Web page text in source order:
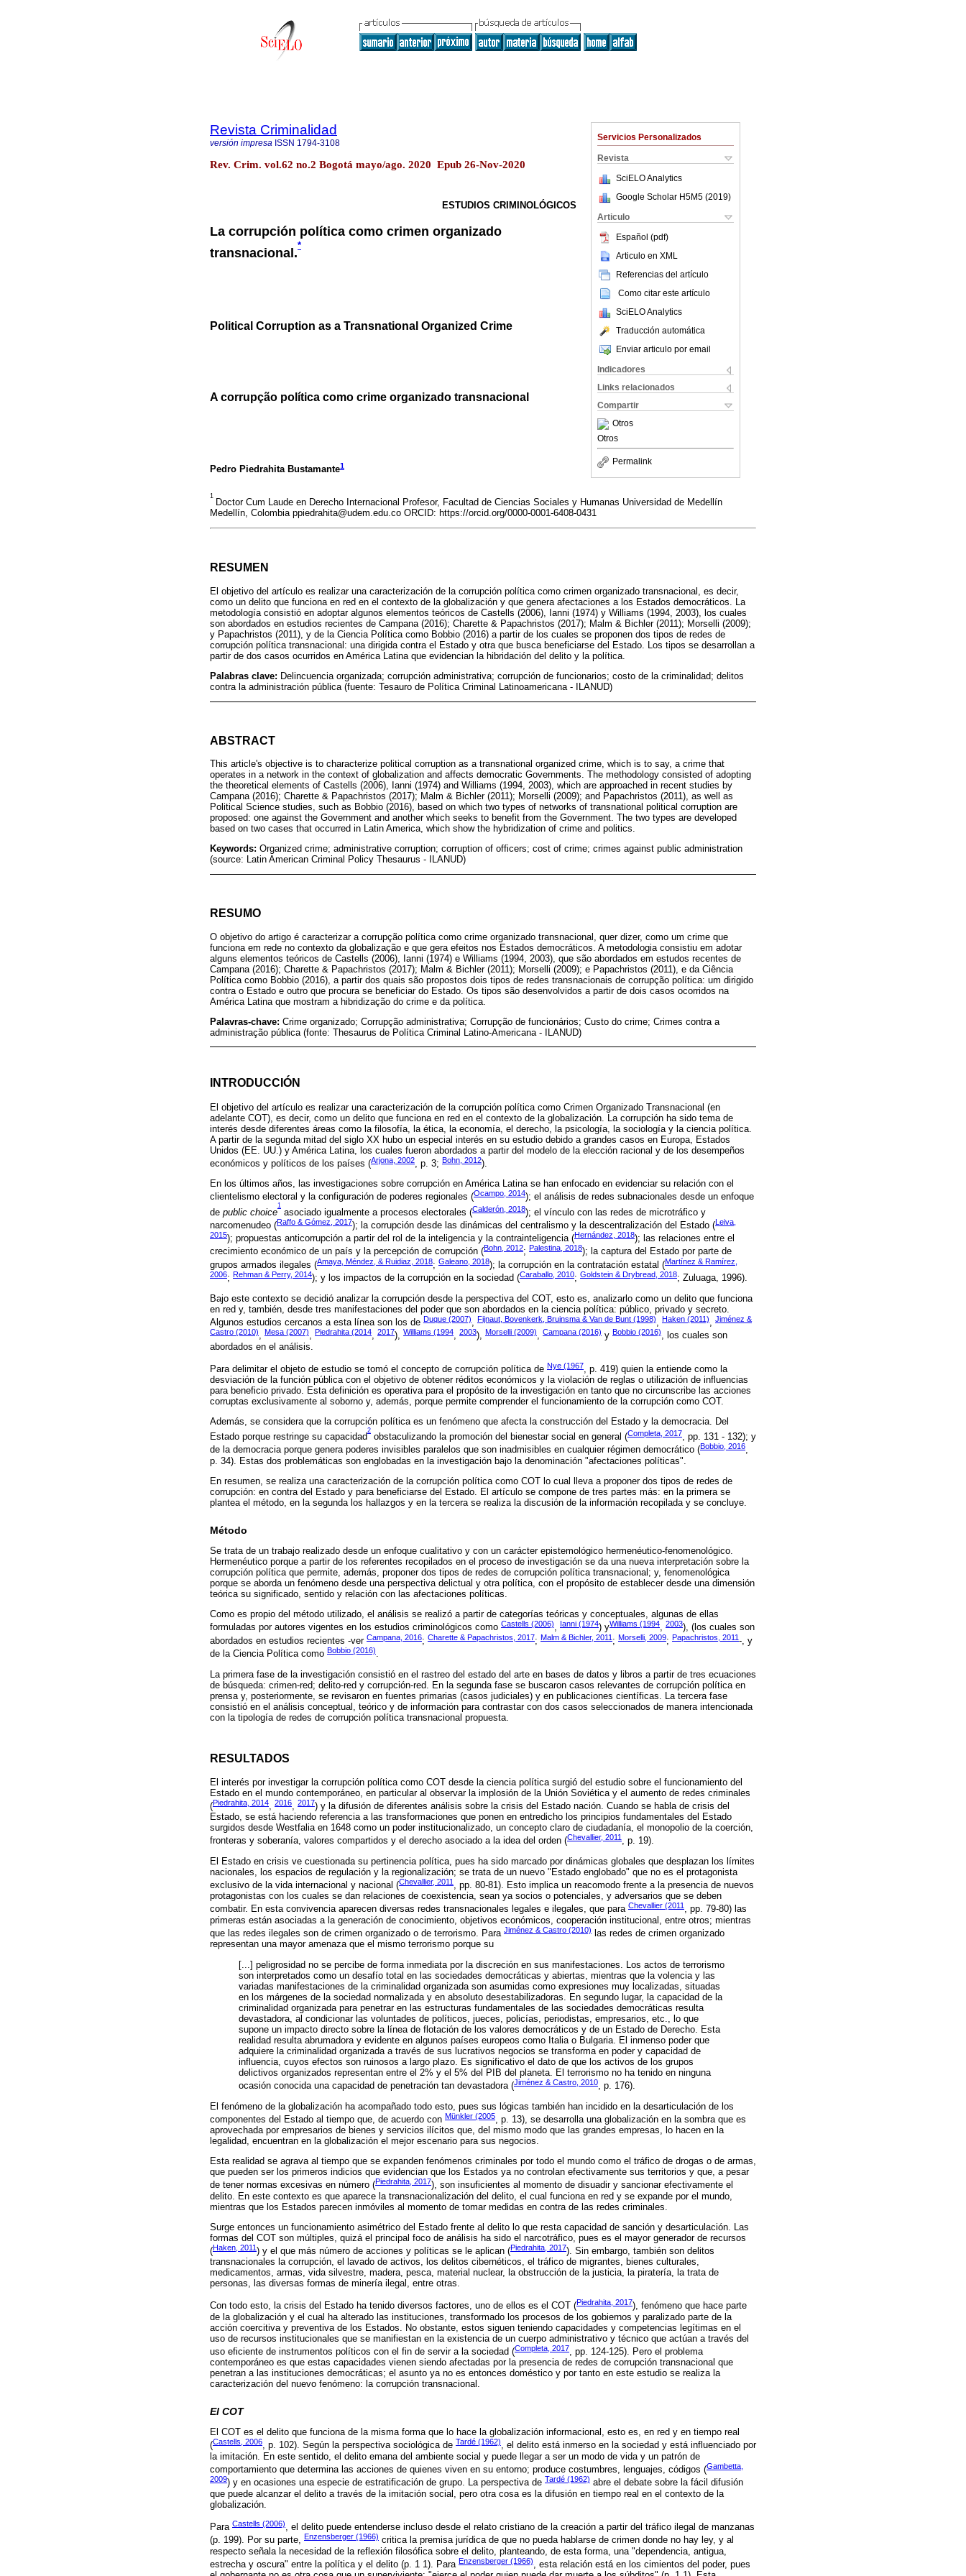
Servicios Personalizados
Revista
SciELO Analytics
Google Scholar H5M5 (2019)
Articulo
Español (pdf)
Articulo en XML
Referencias del artículo
Como citar este artículo
SciELO Analytics
Traducción automática
Enviar articulo por email
Indicadores
Links relacionados
Compartir
Otros
Otros
Permalink
Revista Criminalidad
versión impresa ISSN 1794-3108
Rev. Crim. vol.62 no.2 Bogotá mayo/ago. 2020 Epub 26-Nov-2020
ESTUDIOS CRIMINOLÓGICOS
La corrupción política como crimen organizado
transnacional.
*
Political Corruption as a Transnational Organized Crime
A corrupção política como crime organizado transnacional
Pedro Piedrahita Bustamante1
1
Doctor Cum Laude en Derecho Internacional Profesor, Facultad de Ciencias Sociales y Humanas Universidad de Medellín
Medellín, Colombia ppiedrahita@udem.edu.co ORCID: https://orcid.org/0000-0001-6408-0431
RESUMEN
El objetivo del artículo es realizar una caracterización de la corrupción política como crimen organizado transnacional, es decir,
como un delito que funciona en red en el contexto de la globalización y que genera afectaciones a los Estados democráticos. La
metodología consistió en adoptar algunos elementos teóricos de Castells (2006), Ianni (1974) y Williams (1994, 2003), los cuales
son abordados en estudios recientes de Campana (2016); Charette & Papachristos (2017); Malm & Bichler (2011); Morselli (2009);
y Papachristos (2011), y de la Ciencia Política como Bobbio (2016) a partir de los cuales se proponen dos tipos de redes de
corrupción política transnacional: una dirigida contra el Estado y otra que busca beneficiarse del Estado. Los tipos se desarrollan a
partir de dos casos ocurridos en América Latina que evidencian la hibridación del delito y la política.
Palabras clave: Delincuencia organizada; corrupción administrativa; corrupción de funcionarios; costo de la criminalidad; delitos
contra la administración pública (fuente: Tesauro de Política Criminal Latinoamericana - ILANUD)
ABSTRACT
This article's objective is to characterize political corruption as a transnational organized crime, which is to say, a crime that
operates in a network in the context of globalization and affects democratic Governments. The methodology consisted of adopting
the theoretical elements of Castells (2006), Ianni (1974) and Williams (1994, 2003), which are approached in recent studies by
Campana (2016); Charette & Papachristos (2017); Malm & Bichler (2011); Morselli (2009); and Papachristos (2011), as well as
Political Science studies, such as Bobbio (2016), based on which two types of networks of transnational political corruption are
proposed: one against the Government and another which seeks to benefit from the Government. The two types are developed
based on two cases that occurred in Latin America, which show the hybridization of crime and politics.
Keywords: Organized crime; administrative corruption; corruption of officers; cost of crime; crimes against public administration
(source: Latin American Criminal Policy Thesaurus - ILANUD)
RESUMO
O objetivo do artigo é caracterizar a corrupção política como crime organizado transnacional, quer dizer, como um crime que
funciona em rede no contexto da globalização e que gera efeitos nos Estados democráticos. A metodologia consistiu em adotar
alguns elementos teóricos de Castells (2006), Ianni (1974) e Williams (1994, 2003), que são abordados em estudos recentes de
Campana (2016); Charette & Papachristos (2017); Malm & Bichler (2011); Morselli (2009); e Papachristos (2011), e da Ciência
Política como Bobbio (2016), a partir dos quais são propostos dois tipos de redes transnacionais de corrupção política: um dirigido
contra o Estado e outro que procura se beneficiar do Estado. Os tipos são desenvolvidos a partir de dois casos ocorridos na
América Latina que mostram a hibridização do crime e da política.
Palavras-chave: Crime organizado; Corrupção administrativa; Corrupção de funcionários; Custo do crime; Crimes contra a
administração pública (fonte: Thesaurus de Política Criminal Latino-Americana - ILANUD)
INTRODUCCIÓN
El objetivo del artículo es realizar una caracterización de la corrupción política como Crimen Organizado Transnacional (en
adelante COT), es decir, como un delito que funciona en red en el contexto de la globalización. La corrupción ha sido tema de
interés desde diferentes áreas como la filosofía, la ética, la economía, el derecho, la psicología, la sociología y la ciencia política.
A partir de la segunda mitad del siglo XX hubo un especial interés en su estudio debido a grandes casos en Europa, Estados
Unidos (EE. UU.) y América Latina, los cuales fueron abordados a partir del modelo de la elección racional y de los desempeños
económicos y políticos de los países (Arjona, 2002, p. 3; Bohn, 2012).
En los últimos años, las investigaciones sobre corrupción en América Latina se han enfocado en evidenciar su relación con el
clientelismo electoral y la configuración de poderes regionales (Ocampo, 2014); el análisis de redes subnacionales desde un enfoque
de public choice
1
asociado igualmente a procesos electorales (Calderón, 2018); el vínculo con las redes de microtráfico y
narcomenudeo (Raffo & Gómez, 2017); la corrupción desde las dinámicas del centralismo y la descentralización del Estado (Leiva,
2015); propuestas anticorrupción a partir del rol de la inteligencia y la contrainteligencia (Hernández, 2018); las relaciones entre el
crecimiento económico de un país y la percepción de corrupción (Bohn, 2012; Palestina, 2018); la captura del Estado por parte de
grupos armados ilegales (Amaya, Méndez, & Ruidiaz, 2018; Galeano, 2018); la corrupción en la contratación estatal (Martínez & Ramírez,
2006; Rehman & Perry, 2014); y los impactos de la corrupción en la sociedad (Caraballo, 2010; Goldstein & Drybread, 2018; Zuluaga, 1996).
Bajo este contexto se decidió analizar la corrupción desde la perspectiva del COT, esto es, analizarlo como un delito que funciona
en red y, también, desde tres manifestaciones del poder que son abordados en la ciencia política: público, privado y secreto.
Algunos estudios cercanos a esta línea son los de Duque (2007), Fijnaut, Bovenkerk, Bruinsma & Van de Bunt (1998), Haken (2011), Jiménez &
Castro (2010), Mesa (2007), Piedrahita (2014, 2017), Williams (1994, 2003), Morselli (2009), Campana (2016) y Bobbio (2016), los cuales son
abordados en el análisis.
Para delimitar el objeto de estudio se tomó el concepto de corrupción política de Nye (1967, p. 419) quien la entiende como la
desviación de la función pública con el objetivo de obtener réditos económicos y la violación de reglas o utilización de influencias
para beneficio privado. Esta definición es operativa para el propósito de la investigación en tanto que no circunscribe las acciones
corruptas exclusivamente al soborno y, además, porque permite comprender el funcionamiento de la corrupción como COT.
Además, se considera que la corrupción política es un fenómeno que afecta la construcción del Estado y la democracia. Del
Estado porque restringe su capacidad
2
obstaculizando la promoción del bienestar social en general (Completa, 2017, pp. 131 - 132); y
de la democracia porque genera poderes invisibles paralelos que son inadmisibles en cualquier régimen democrático (Bobbio, 2016,
p. 34). Estas dos problemáticas son englobadas en la investigación bajo la denominación "afectaciones políticas".
En resumen, se realiza una caracterización de la corrupción política como COT lo cual lleva a proponer dos tipos de redes de
corrupción: en contra del Estado y para beneficiarse del Estado. El artículo se compone de tres partes más: en la primera se
plantea el método, en la segunda los hallazgos y en la tercera se realiza la discusión de la información recopilada y se concluye.
Método
Se trata de un trabajo realizado desde un enfoque cualitativo y con un carácter epistemológico hermenéutico-fenomenológico.
Hermenéutico porque a partir de los referentes recopilados en el proceso de investigación se da una nueva interpretación sobre la
corrupción política que permite, además, proponer dos tipos de redes de corrupción política transnacional; y, fenomenológica
porque se aborda un fenómeno desde una perspectiva delictual y otra política, con el propósito de establecer desde una dimensión
teórica su significado, sentido y relación con las afectaciones políticas.
Como es propio del método utilizado, el análisis se realizó a partir de categorías teóricas y conceptuales, algunas de ellas
formuladas por autores vigentes en los estudios criminológicos como Castells (2006), Ianni (1974) yWilliams (1994, 2003), (los cuales son
abordados en estudios recientes -ver Campana, 2016; Charette & Papachristos, 2017; Malm & Bichler, 2011 ; Morselli, 2009; Papachristos, 2011-, y
de la Ciencia Política como Bobbio (2016).
La primera fase de la investigación consistió en el rastreo del estado del arte en bases de datos y libros a partir de tres ecuaciones
de búsqueda: crimen-red; delito-red y corrupción-red. En la segunda fase se buscaron casos relevantes de corrupción política en
prensa y, posteriormente, se revisaron en fuentes primarias (casos judiciales) y en publicaciones científicas. La tercera fase
consistió en el análisis conceptual, teórico y de información para contrastar con dos casos seleccionados de manera intencionada
con la tipología de redes de corrupción política transnacional propuesta.
RESULTADOS
El interés por investigar la corrupción política como COT desde la ciencia política surgió del estudio sobre el funcionamiento del
Estado en el mundo contemporáneo, en particular al observar la implosión de la Unión Soviética y el aumento de redes criminales
(Piedrahita, 2014, 2016, 2017) y la difusión de diferentes análisis sobre la crisis del Estado nación. Cuando se habla de crisis del
Estado, se está haciendo referencia a las transformaciones que ponen en entredicho los principios fundamentales del Estado
surgidos desde Westfalia en 1648 como un poder institucionalizado, un concepto claro de ciudadanía, el monopolio de la coerción,
fronteras y soberanía, valores compartidos y el derecho asociado a la idea del orden (Chevallier, 2011, p. 19).
El Estado en crisis ve cuestionada su pertinencia política, pues ha sido marcado por dinámicas globales que desplazan los límites
nacionales, los espacios de regulación y la regionalización; se trata de un nuevo "Estado englobado" que no es el protagonista
exclusivo de la vida internacional y nacional (Chevallier, 2011 , pp. 80-81). Esto implica un reacomodo frente a la presencia de nuevos
protagonistas con los cuales se dan relaciones de coexistencia, sean ya socios o potenciales, y adversarios que se deben
combatir. En esta convivencia aparecen diversas redes transnacionales legales e ilegales, que para Chevallier (2011 , pp. 79-80) las
primeras están asociadas a la generación de conocimiento, objetivos económicos, cooperación institucional, entre otros; mientras
que las redes ilegales son de crimen organizado o de terrorismo. Para Jiménez & Castro (2010)
las redes de crimen organizado
representan una mayor amenaza que el mismo terrorismo porque su
[...] peligrosidad no se percibe de forma inmediata por la discreción en sus manifestaciones. Los actos de terrorismo
son interpretados como un desafío total en las sociedades democráticas y abiertas, mientras que la volencia y las
variadas manifestaciones de la criminalidad organizada son asumidas como expresiones muy localizadas, situadas
en los márgenes de la sociedad normalizada y en absoluto desestabilizadoras. En segundo lugar, la capacidad de la
criminalidad organizada para penetrar en las estructuras fundamentales de las sociedades democráticas resulta
devastadora, al condicionar las voluntades de políticos, jueces, policías, periodistas, empresarios, etc., lo que
supone un impacto directo sobre la línea de flotación de los valores democráticos y de un Estado de Derecho. Esta
realidad resulta abrumadora y evidente en algunos países europeos como Italia o Bulgaria. El inmenso poder que
adquiere la criminalidad organizada a través de sus lucrativos negocios se transforma en poder y capacidad de
influencia, cuyos efectos son ruinosos a largo plazo. Es significativo el dato de que los activos de los grupos
delictivos organizados representan entre el 2% y el 5% del PIB del planeta. El terrorismo no ha tenido en ninguna
ocasión conocida una capacidad de penetración tan devastadora (Jiménez & Castro, 2010, p. 176).
El fenómeno de la globalización ha acompañado todo esto, pues sus lógicas también han incidido en la desarticulación de los
componentes del Estado al tiempo que, de acuerdo con Münkler (2005, p. 13), se desarrolla una globalización en la sombra que es
aprovechada por empresarios de bienes y servicios ilícitos que, del mismo modo que las grandes empresas, lo hacen en la
legalidad, encuentran en la globalización el mejor escenario para sus negocios.
Esta realidad se agrava al tiempo que se expanden fenómenos criminales por todo el mundo como el tráfico de drogas o de armas,
que pueden ser los primeros indicios que evidencian que los Estados ya no controlan efectivamente sus territorios y que, a pesar
de tener normas excesivas en número (Piedrahita, 2017), son insuficientes al momento de disuadir y sancionar efectivamente el
delito. En este contexto es que aparece la transnacionalización del delito, el cual funciona en red y se expande por el mundo,
mientras que los Estados parecen inmóviles al momento de tomar medidas en contra de las redes criminales.
Surge entonces un funcionamiento asimétrico del Estado frente al delito lo que resta capacidad de sanción y desarticulación. Las
formas del COT son múltiples, quizá el principal foco de análisis ha sido el narcotráfico, pues es el mayor generador de recursos
(Haken, 2011) y el que más número de acciones y políticas se le aplican (Piedrahita, 2017). Sin embargo, también son delitos
transnacionales la corrupción, el lavado de activos, los delitos cibernéticos, el tráfico de migrantes, bienes culturales,
medicamentos, armas, vida silvestre, madera, pesca, material nuclear, la obstrucción de la justicia, la piratería, la trata de
personas, las diversas formas de minería ilegal, entre otras.
Con todo esto, la crisis del Estado ha tenido diversos factores, uno de ellos es el COT (Piedrahita, 2017), fenómeno que hace parte
de la globalización y el cual ha alterado las instituciones, transformado los procesos de los gobiernos y paralizado parte de la
acción coercitiva y preventiva de los Estados. No obstante, estos siguen teniendo capacidades y competencias legítimas en el
uso de recursos institucionales que se manifiestan en la existencia de un cuerpo administrativo y técnico que actúan a través del
uso eficiente de instrumentos políticos con el fin de servir a la sociedad (Completa, 2017, pp. 124-125). Pero el problema
contemporáneo es que estas capacidades vienen siendo afectadas por la presencia de redes de corrupción transnacional que
penetran a las instituciones democráticas; el asunto ya no es entonces doméstico y por tanto en este estudio se realiza la
caracterización del nuevo fenómeno: la corrupción transnacional.
El COT
El COT es el delito que funciona de la misma forma que lo hace la globalización informacional, esto es, en red y en tiempo real
(Castells, 2006, p. 102). Según la perspectiva sociológica de Tardé (1962), el delito está inmerso en la sociedad y está influenciado por
la imitación. En este sentido, el delito emana del ambiente social y puede llegar a ser un modo de vida y un patrón de
comportamiento que determina las acciones de quienes viven en su entorno; produce costumbres, lenguajes, códigos (Gambetta,
2009) y en ocasiones una especie de estratificación de grupo. La perspectiva de Tardé (1962) abre el debate sobre la fácil difusión
que puede alcanzar el delito a través de la imitación social, pero otra cosa es la difusión en tiempo real en el contexto de la
globalización.
Para Castells (2006), el delito puede entenderse incluso desde el relato cristiano de la creación a partir del tráfico ilegal de manzanas
(p. 199). Por su parte, Enzensberger (1966) critica la premisa jurídica de que no pueda hablarse de crimen donde no hay ley, y al
respecto señala la necesidad de la reflexión filosófica sobre el delito, planteando, de esta forma, una "dependencia, antigua,
estrecha y oscura" entre la política y el delito (p. 1 1). Para Enzensberger (1966)
, esta relación está en los cimientos del poder, pues